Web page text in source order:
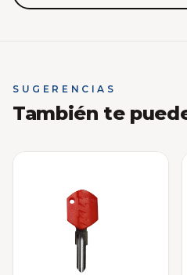
SUGERENCIAS
También te